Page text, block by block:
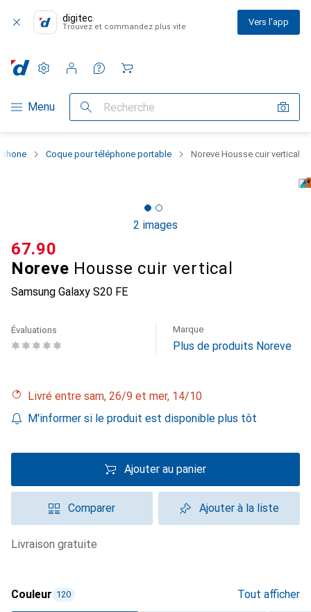
digitec
Trouvez et commandez plus vite Vers l'app
Navigation par catégorie
Menu Recherche
Paramètres
Compte client
Listes de comparaison
Listes d'envies
Panier
Coque pour téléphone portable Noreve Housse cuir vertical
2 images
Noreve Housse cuir vertical
Samsung Galaxy S20 FE
CHF
67.90
Évaluations Marque
Plus de produits Noreve
Livré entre sam, 26/9 et mer, 14/10
M'informer si le produit est disponible plus tôt
Ajouter au panier
Comparer Ajouter à la liste
livraison gratuite
Couleur 120 Tout afficher